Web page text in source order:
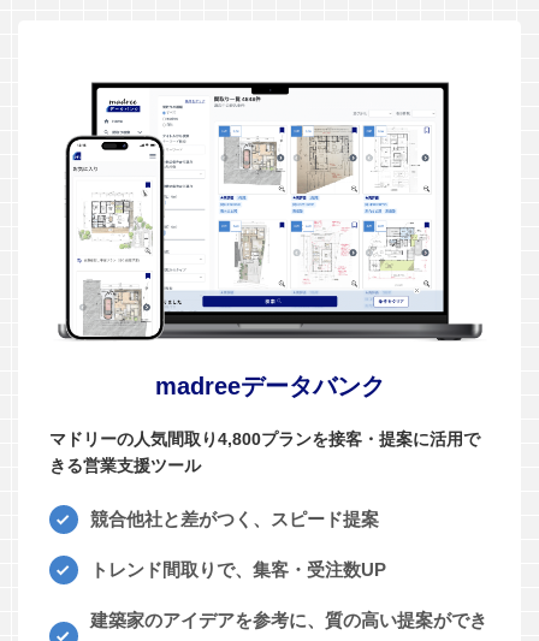
madreeデータバンク
マドリーの人気間取り4,800プランを接客・提案に活用で
きる営業支援ツール
競合他社と差がつく、スピード提案
トレンド間取りで、集客・受注数UP
建築家のアイデアを参考に、質の高い提案ができ